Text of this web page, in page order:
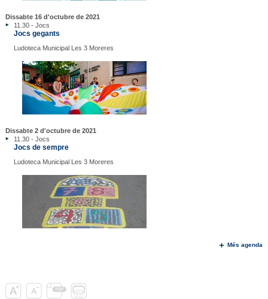
Dissabte 16 d'octubre de 2021
11.30 - Jocs
Jocs gegants
Ludoteca Municipal Les 3 Moreres
Dissabte 2 d'octubre de 2021
11.30 - Jocs
Jocs de sempre
Ludoteca Municipal Les 3 Moreres
Més agenda